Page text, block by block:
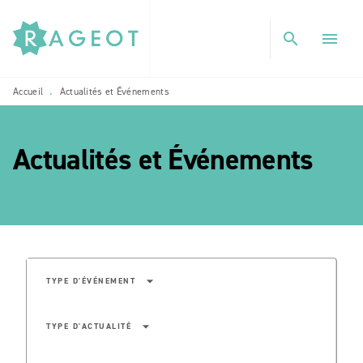
MENU RECHERCHE
PIED DE PAGE
search menu
Accueil • Actualités et Événements
Actualités et Événements
TYPE D'ÉVÉNEMENT arrow_drop_down
TYPE D'ACTUALITÉ arrow_drop_down